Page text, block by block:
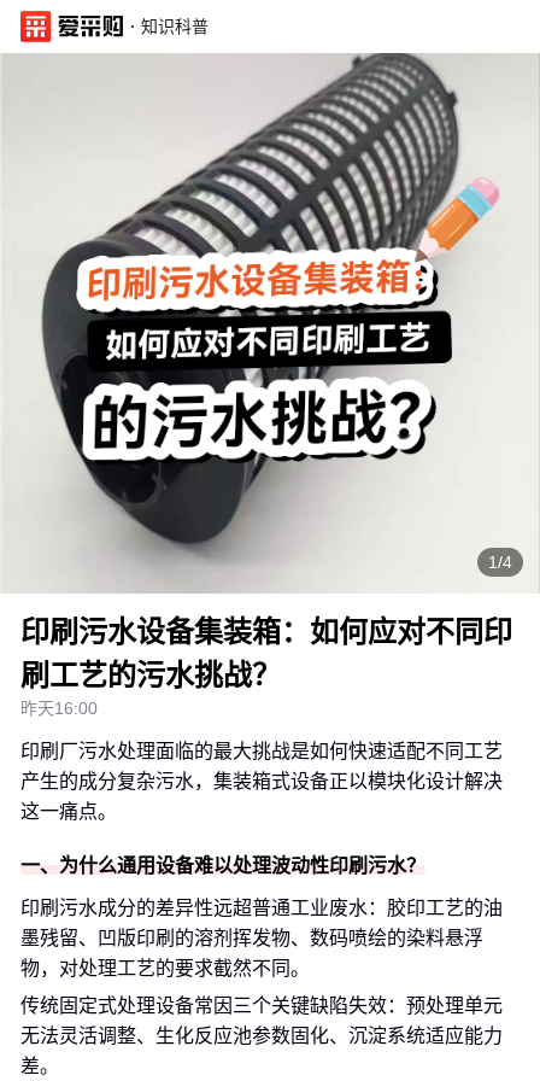
· 知识科普
1/4
印刷污水设备集装箱：如何应对不同印
刷工艺的污水挑战？
昨天16:00
印刷厂污水处理面临的最大挑战是如何快速适配不同工艺
产生的成分复杂污水，集装箱式设备正以模块化设计解决
这一痛点。
一、为什么通用设备难以处理波动性印刷污水？
印刷污水成分的差异性远超普通工业废水：胶印工艺的油
墨残留、凹版印刷的溶剂挥发物、数码喷绘的染料悬浮
物，对处理工艺的要求截然不同。
传统固定式处理设备常因三个关键缺陷失效：预处理单元
无法灵活调整、生化反应池参数固化、沉淀系统适应能力
差。